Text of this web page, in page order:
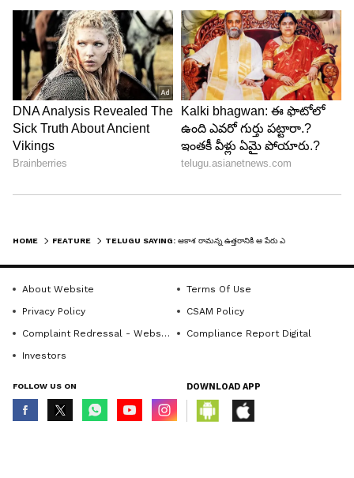
నిలిచింది.
LATEST VIDEOS
NA
ప్రారంభించారు. తర్వాత పలు తెలుగు చానెళ్లలో సబ్ ఎడిటర్ గా
పనిచేశారు. ప్రస్తుతం ఏసియా నెట్ లో మల్టీమీడియా జర్నలిస్టుగా
సంబదించిన వార్తలు, విశ్లేషణలు చేయగలరు.
జీవనశైలి
Follow Us
HOME FEATURE
About Website
Terms Of Use
Privacy Policy
CSAM Policy
Complaint Redressal - Website
Compliance Report Digital
Investors
FOLLOW US ON DOWNLOAD APP